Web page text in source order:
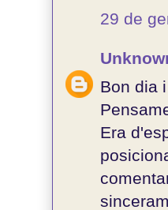
29 de
Bon dia
Era